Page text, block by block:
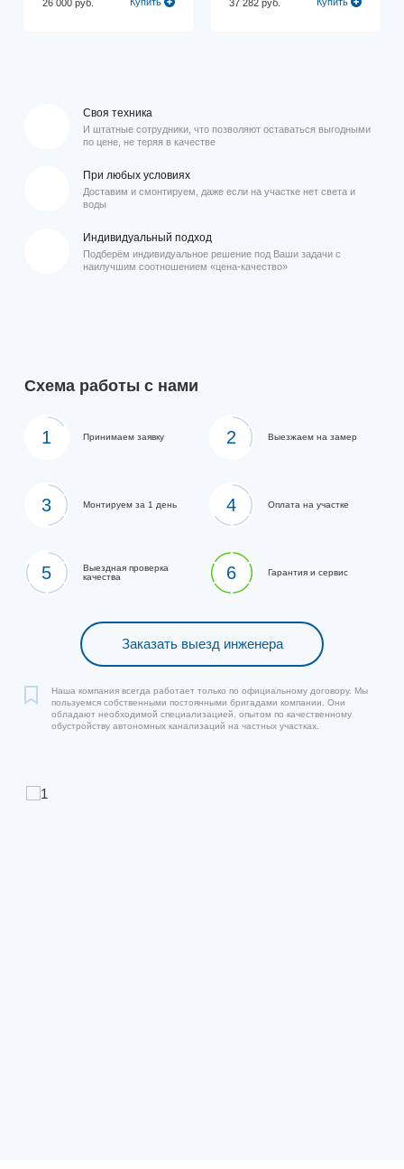
26 000 руб. 37 282 руб.
Своя техника
И штатные сотрудники, что позволяют оставаться выгодными
по цене, не теряя в качестве
При любых условиях
Доставим и смонтируем, даже если на участке нет света и
воды
Индивидуальный подход
Подберём индивидуальное решение под Ваши задачи с
наилучшим соотношением «цена-качество»
Схема работы с нами
1 Принимаем заявку 2 Выезжаем на замер
3 Монтируем за 1 день 4 Оплата на участке
5
Выездная проверка
качества
6 Гарантия и сервис
Заказать выезд инженера
Наша компания всегда работает только по официальному договору. Мы
пользуемся собственными постоянными бригадами компании. Они
обладают необходимой специализацией, опытом по качественному
обустройству автономных канализаций на частных участках.